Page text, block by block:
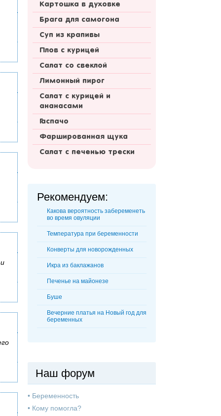
Картошка в духовке
Брага для самогона
Суп из крапивы
Плов с курицей
Салат со свеклой
Лимонный пирог
Салат с курицей и
ананасами
Гаспачо
Фаршированная щука
Салат с печенью трески
Рекомендуем:
Какова вероятность забеременеть
во время овуляции
Температура при беременности
Конверты для новорожденных
Икра из баклажанов
Печенье на майонезе
Буше
Вечерние платья на Новый год для
беременных
Наш форум
• Беременность
• Кому помогла?